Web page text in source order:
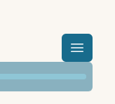
Menú